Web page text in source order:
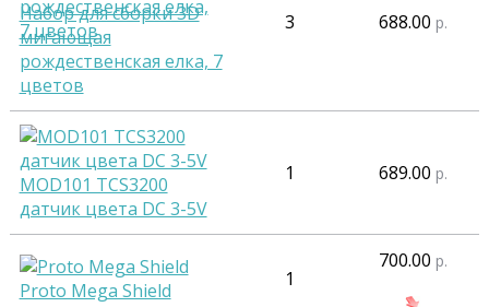
Набор для сборки 3D
мигающая
рождественская елка, 7
цветов
3 688.00 р.
MOD101 TCS3200
датчик цвета DC 3-5V
1 689.00 р.
Proto Mega Shield 1
700.00 р.